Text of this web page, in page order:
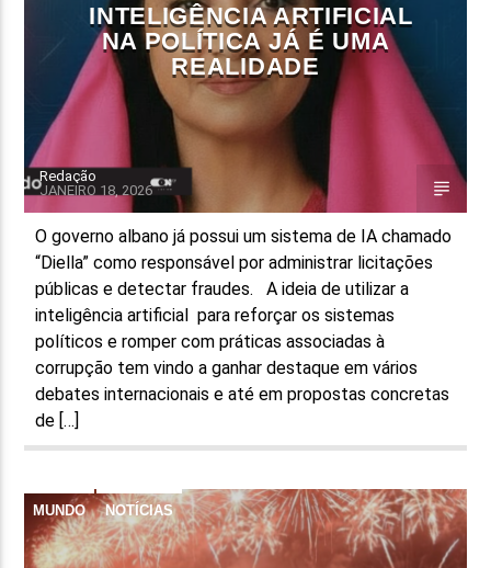
INTELIGÊNCIA ARTIFICIAL
NA POLÍTICA JÁ É UMA
REALIDADE
Redação
JANEIRO 18, 2026
O governo albano já possui um sistema de IA chamado
“Diella” como responsável por administrar licitações
públicas e detectar fraudes. A ideia de utilizar a
inteligência artificial para reforçar os sistemas
políticos e romper com práticas associadas à
corrupção tem vindo a ganhar destaque em vários
debates internacionais e até em propostas concretas
de […]
MUNDO NOTÍCIAS